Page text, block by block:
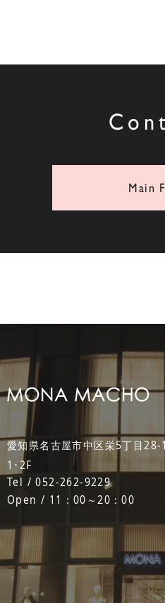
Main
愛知県名古屋市中区栄5丁目
1･2F
Tel / 052-262-9229
Open / 11：00～20：00